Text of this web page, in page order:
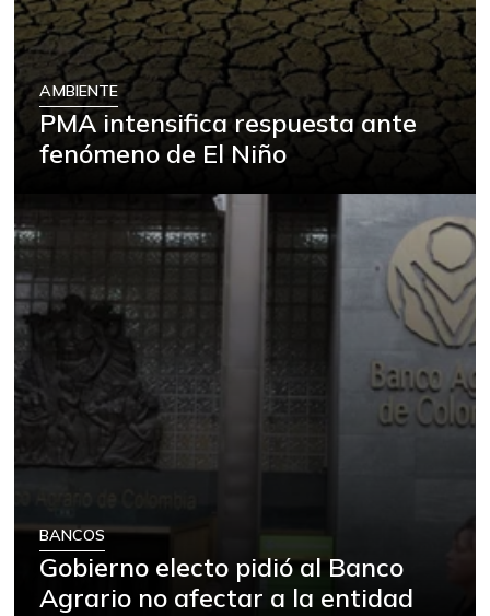
AMBIENTE
PMA intensifica respuesta ante
fenómeno de El Niño
BANCOS
Gobierno electo pidió al Banco
Agrario no afectar a la entidad